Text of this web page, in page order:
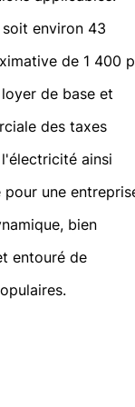
environ 43
de 1 400
de base et
des taxes
ainsi
une
bien
entouré de